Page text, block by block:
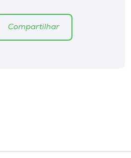
Compartilhar